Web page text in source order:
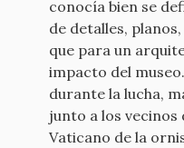
conocía bien se
de detalles,
que para un
impacto del
durante la lucha,
junto a los vecinos
Vaticano de la